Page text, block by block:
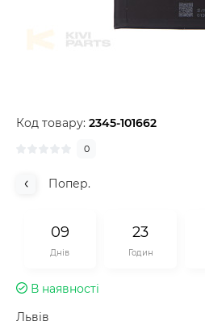
Код товару: 2345-101662
0
Попер.
09
Днів
23
Годин
В наявності
Львів